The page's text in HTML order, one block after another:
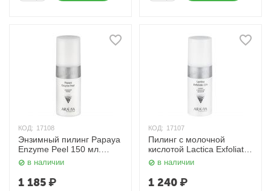
КОД: 17108
Энзимный пилинг Papaya
Enzyme Peel 150 мл.
Aravia
в наличии
1 185₽
КОД: 17107
Пилинг с молочной
кислотой Lactica Exfoliate
10%, 150 мл. Aravia
в наличии
1 240₽